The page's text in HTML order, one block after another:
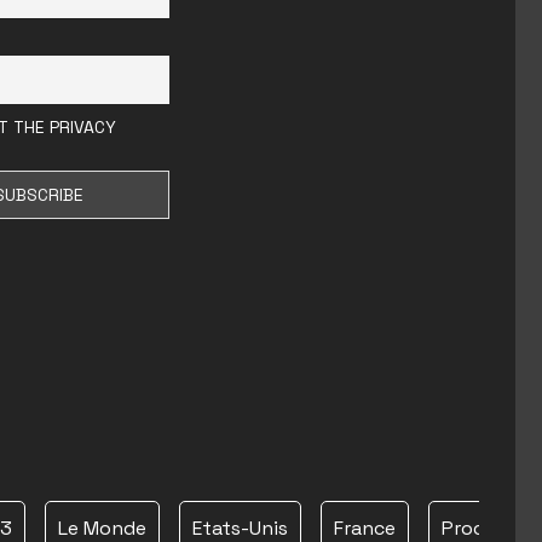
THE PRIVACY
Le Monde Etats-Unis France Proche